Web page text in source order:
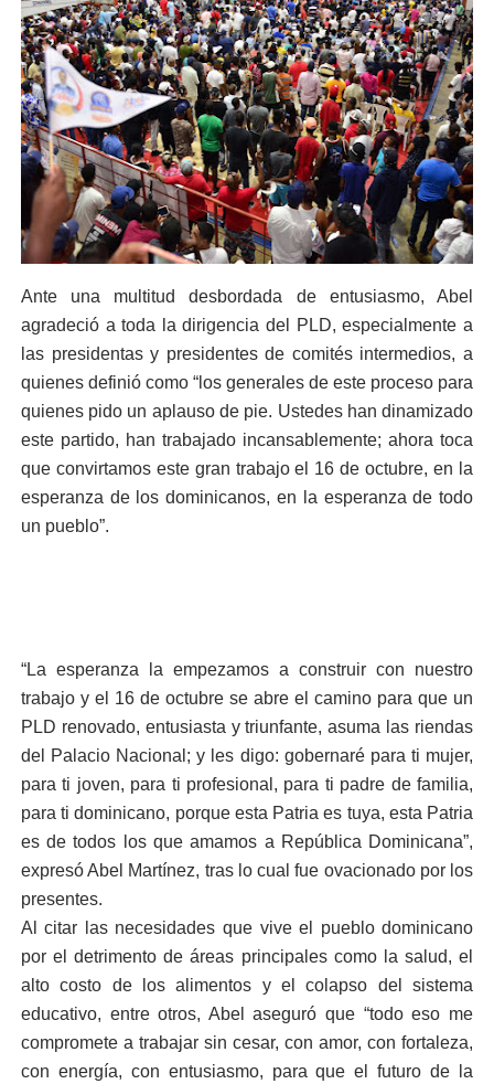
Ante una multitud desbordada de entusiasmo, Abel
agradeció a toda la dirigencia del PLD, especialmente a
las presidentas y presidentes de comités intermedios, a
quienes definió como “los generales de este proceso para
quienes pido un aplauso de pie. Ustedes han dinamizado
este partido, han trabajado incansablemente; ahora toca
que convirtamos este gran trabajo el 16 de octubre, en la
esperanza de los dominicanos, en la esperanza de todo
un pueblo”.
“La esperanza la empezamos a construir con nuestro
trabajo y el 16 de octubre se abre el camino para que un
PLD renovado, entusiasta y triunfante, asuma las riendas
del Palacio Nacional; y les digo: gobernaré para ti mujer,
para ti joven, para ti profesional, para ti padre de familia,
para ti dominicano, porque esta Patria es tuya, esta Patria
es de todos los que amamos a República Dominicana”,
expresó Abel Martínez, tras lo cual fue ovacionado por los
presentes.
Al citar las necesidades que vive el pueblo dominicano
por el detrimento de áreas principales como la salud, el
alto costo de los alimentos y el colapso del sistema
educativo, entre otros, Abel aseguró que “todo eso me
compromete a trabajar sin cesar, con amor, con fortaleza,
con energía, con entusiasmo, para que el futuro de la